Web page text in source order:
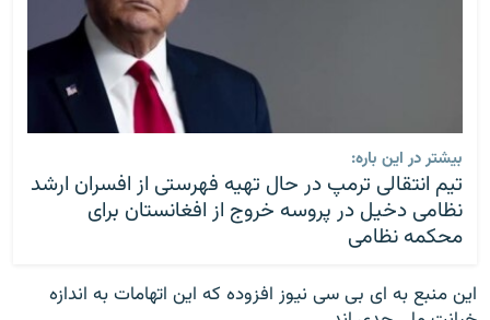
بیشتر در این باره:
تیم انتقالی ترمپ در حال تهیه فهرستی از افسران ارشد
نظامی دخیل در پروسه خروج از افغانستان برای
محکمه نظامی
این منبع به ای بی سی نیوز افزوده که این اتهامات به اندازه